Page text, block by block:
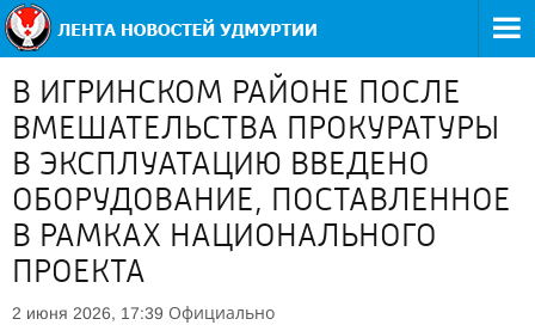
В ИГРИНСКОМ РАЙОНЕ ПОСЛЕ
ВМЕШАТЕЛЬСТВА ПРОКУРАТУРЫ
В ЭКСПЛУАТАЦИЮ ВВЕДЕНО
ОБОРУДОВАНИЕ, ПОСТАВЛЕННОЕ
В РАМКАХ НАЦИОНАЛЬНОГО
ПРОЕКТА
2 июня 2026, 17:39 Официально